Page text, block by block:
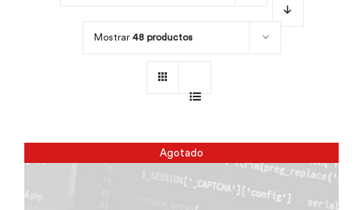
Mostrar 48 productos
Agotado